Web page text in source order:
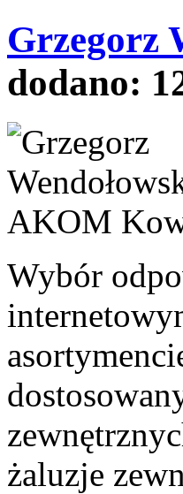
Grzegorz
dodano:
Wybór
żaluzje